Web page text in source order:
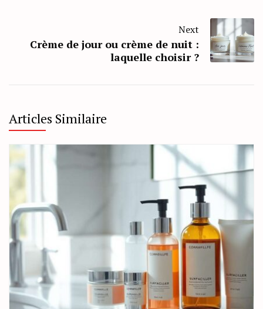
Next
Crème de jour ou crème de nuit :
laquelle choisir ?
Articles Similaire